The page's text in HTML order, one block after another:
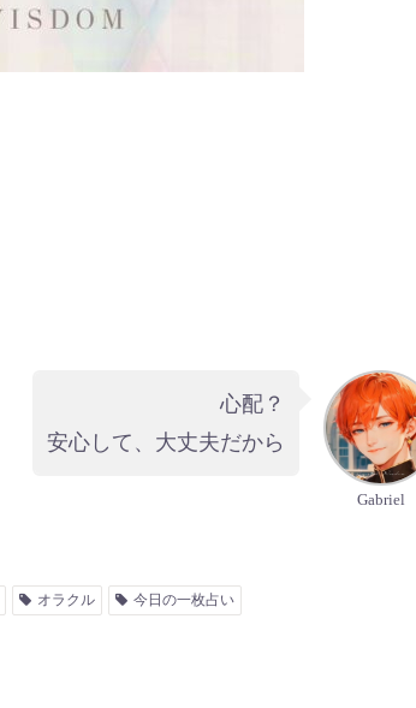
Gabriel
心配？
安心して、大丈夫だから
オラクル 今日の一枚占い